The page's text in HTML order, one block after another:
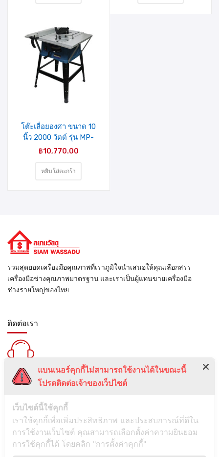
โต๊ะเลื่อยองศา ขนาด 10
นิ้ว 2000 วัตต์ รุ่น MP-
255A1 MIXPRO
฿10,770.00
หยิบใส่ตะกร้า
รวมสุดยอดเครื่องมือคุณภาพที่เราภูมิใจนำเสนอให้คุณเลือกสรร
เครื่องมือช่างคุณภาพมาตรฐาน และเราเป็นผู้แทนขายเครื่องมือ
ช่างรายใหญ่ของไทย
ติดต่อเรา
สายด่วน :
099-5095739
เลขที่ 1 ซอยลาดพร้าว 24 แขวงจอมพล เขตจตุจักร กรุงเทพมหานคร
10900
ช่องทางการติดต่อ
แบนเนอร์คุกกี้ไม่สามารถใช้งานได้ในขณะนี้
โปรดติดต่อเจ้าของเว็ปไซต์
เว็บไซต์นี้ใช้คุกกี้
เราใช้คุกกี้เพื่อเพิ่มประสิทธิภาพ และประสบการณ์ที่ดีใน
การใช้งานเว็บไซต์ คุณสามารถเลือกตั้งค่าความยินยอม
การใช้คุกกี้ได้ โดยคลิก "การตั้งค่าคุกกี้"